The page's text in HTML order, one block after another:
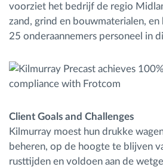
Hoe we de noden van elke
oplossen
voorziet het bedrijf de regio
zand, grind en bouwmaterialen,
25 onderaannemers personeel in
Client Goals and Challenges
Kilmurray moest hun drukke
beheren, op de hoogte te blijven
rusttijden en voldoen aan de